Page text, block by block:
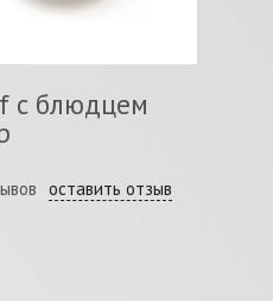
с блюдцем
оставить отзыв